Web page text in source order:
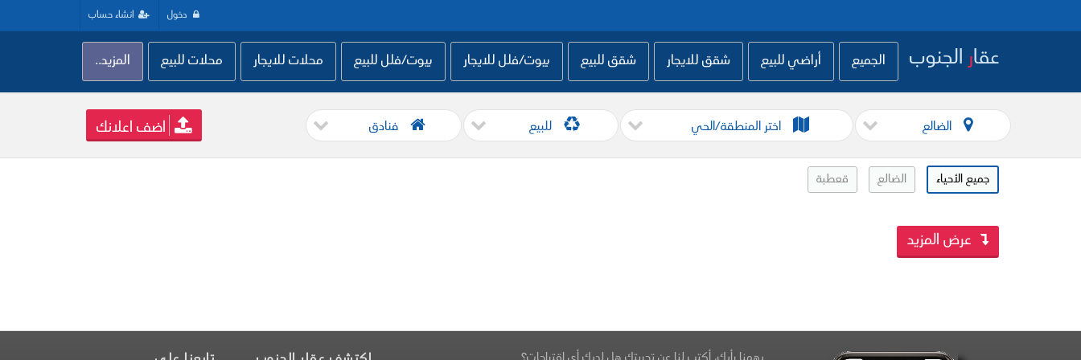
دخول انشاء حساب
عقارالجنوب الجميع أراضي للبيع شقق للايجار شقق للبيع بيوت/فلل للايجار بيوت/فلل للبيع محلات للايجار محلات للبيع المزيد..
الضالع اختر المنطقة/الحي للبيع فنادق اضف اعلانك
جميع الأحياء الضالع قعطبة